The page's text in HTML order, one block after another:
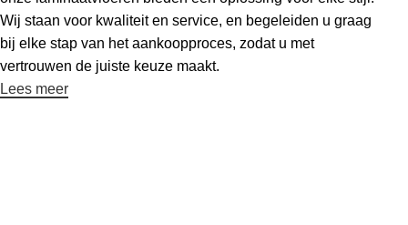
Wij staan voor kwaliteit en service, en begeleiden u graag
bij elke stap van het aankoopproces, zodat u met
vertrouwen de juiste keuze maakt.
Lees meer